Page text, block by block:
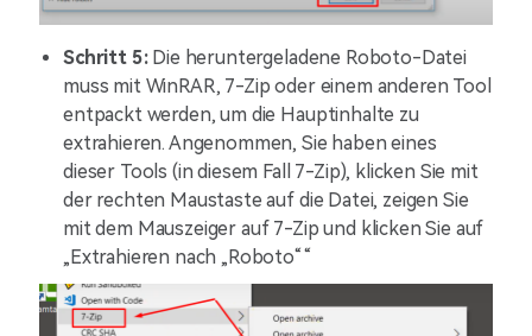
Schritt 5:Die heruntergeladene Roboto-Datei
muss mit WinRAR, 7-Zip oder einem anderen Tool
entpackt werden, um die Hauptinhalte zu
extrahieren. Angenommen, Sie haben eines
dieser Tools (in diesem Fall 7-Zip), klicken Sie mit
der rechten Maustaste auf die Datei, zeigen Sie
mit dem Mauszeiger auf 7-Zip und klicken Sie auf
„Extrahieren nach „Roboto““